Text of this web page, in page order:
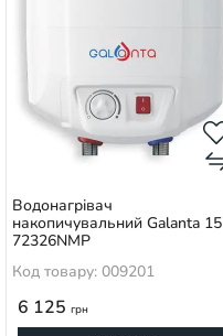
Водонагрівач
накопичувальний Galanta 15
72326NMP
Код товару: 009201
6 125 грн